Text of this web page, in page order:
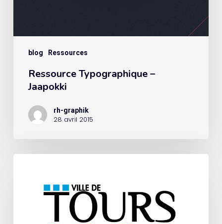
blog Ressources
Ressource Typographique –
Jaapokki
rh-graphik
28 avril 2015